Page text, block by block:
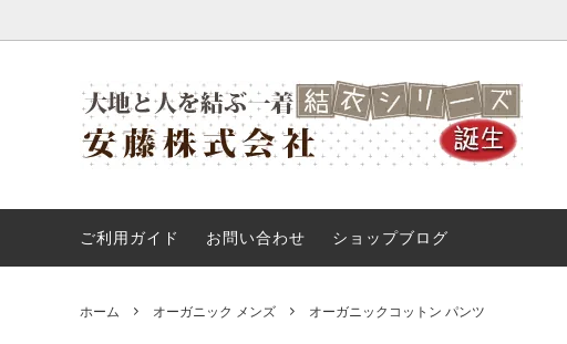
アームカバー オーガニック ショ
オーガニック キャミソール オーガニック タ
オーガニック ペチコート ジャガードショー
配送運賃一覧表 お客様へ
ご利用ガイド お問い合わせ ショップブログ
ホーム オーガニック メンズ オーガニックコットン パンツ